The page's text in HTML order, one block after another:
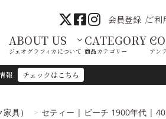
報 チェックはこちら
会員登録 ご利
ABOUT US
ジェオグラフィカについて
CATEGORY
商品カテゴリー アン
具） セティー | ビーチ 1900年代 |